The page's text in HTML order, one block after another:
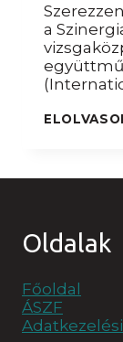
a
Oldalak
Főoldal
ÁSZF